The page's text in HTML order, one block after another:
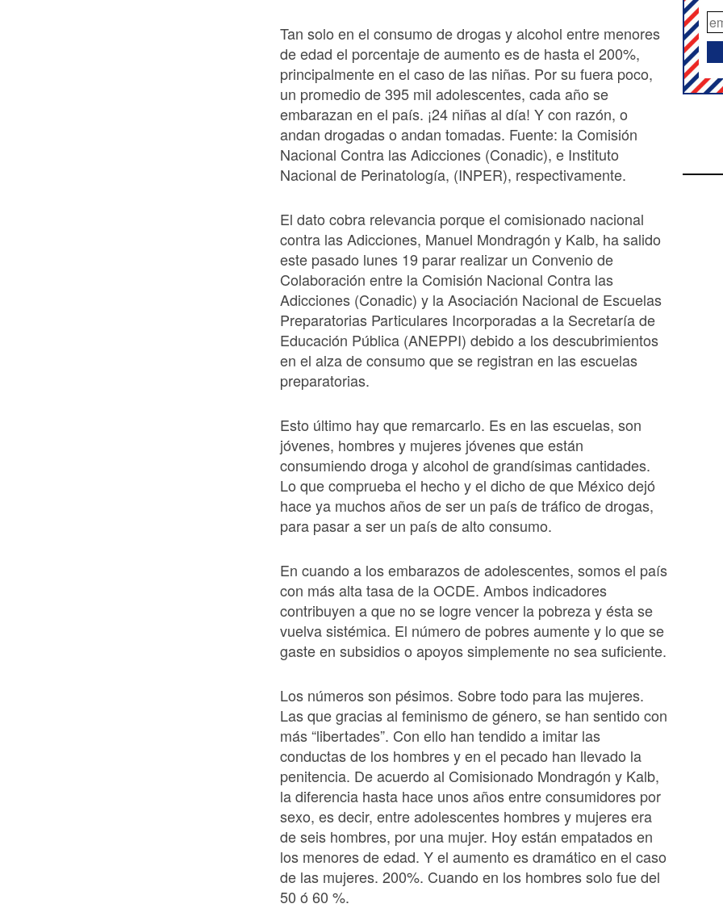
Tan solo en el consumo de drogas y alcohol entre menores
de edad el porcentaje de aumento es de hasta el 200%,
principalmente en el caso de las niñas. Por su fuera poco,
un promedio de 395 mil adolescentes, cada año se
embarazan en el país. ¡24 niñas al día! Y con razón, o
andan drogadas o andan tomadas. Fuente: la Comisión
Nacional Contra las Adicciones (Conadic), e Instituto
Nacional de Perinatología, (INPER), respectivamente.
El dato cobra relevancia porque el comisionado nacional
contra las Adicciones, Manuel Mondragón y Kalb, ha salido
este pasado lunes 19 parar realizar un Convenio de
Colaboración entre la Comisión Nacional Contra las
Adicciones (Conadic) y la Asociación Nacional de Escuelas
Preparatorias Particulares Incorporadas a la Secretaría de
Educación Pública (ANEPPI) debido a los descubrimientos
en el alza de consumo que se registran en las escuelas
preparatorias.
Esto último hay que remarcarlo. Es en las escuelas, son
jóvenes, hombres y mujeres jóvenes que están
consumiendo droga y alcohol de grandísimas cantidades.
Lo que comprueba el hecho y el dicho de que México dejó
hace ya muchos años de ser un país de tráfico de drogas,
para pasar a ser un país de alto consumo.
En cuando a los embarazos de adolescentes, somos el país
con más alta tasa de la OCDE. Ambos indicadores
contribuyen a que no se logre vencer la pobreza y ésta se
vuelva sistémica. El número de pobres aumente y lo que se
gaste en subsidios o apoyos simplemente no sea suficiente.
Los números son pésimos. Sobre todo para las mujeres.
Las que gracias al feminismo de género, se han sentido con
más “libertades”. Con ello han tendido a imitar las
conductas de los hombres y en el pecado han llevado la
penitencia. De acuerdo al Comisionado Mondragón y Kalb,
la diferencia hasta hace unos años entre consumidores por
sexo, es decir, entre adolescentes hombres y mujeres era
de seis hombres, por una mujer. Hoy están empatados en
los menores de edad. Y el aumento es dramático en el caso
de las mujeres. 200%. Cuando en los hombres solo fue del
50 ó 60 %.